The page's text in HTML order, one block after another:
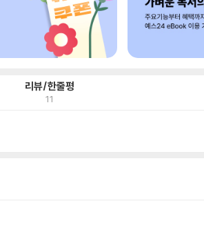
리뷰/한줄평
11